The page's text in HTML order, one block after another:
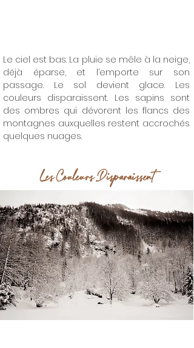
Le ciel est bas. La pluie se mêle à la neige,
déjà éparse, et l’emporte sur son
passage. Le sol devient glace. Les
couleurs disparaissent. Les sapins sont
des ombres qui dévorent les flancs des
montagnes auxquelles restent accrochés
quelques nuages.
Les Couleurs Disparaissent